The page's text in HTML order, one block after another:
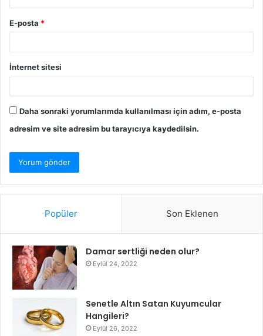
E-posta *
İnternet sitesi
Daha sonraki yorumlarımda kullanılması için adım, e-posta
adresim ve site adresim bu tarayıcıya kaydedilsin.
Popüler Son Eklenen
Damar sertliği neden olur?
Eylül 24, 2022
Senetle Altın Satan Kuyumcular
Hangileri?
Eylül 26, 2022